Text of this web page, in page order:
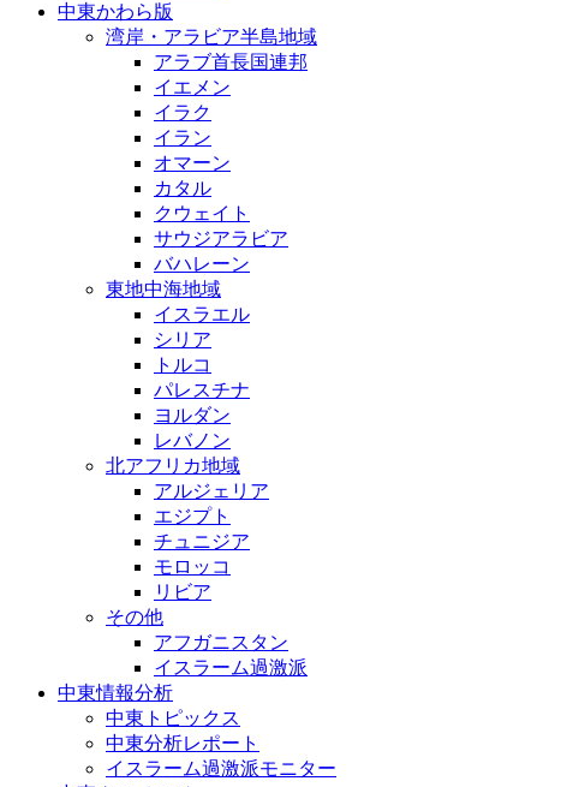
中東かわら版
湾岸・アラビア半島地域
アラブ首長国連邦
イエメン
イラク
イラン
オマーン
カタル
クウェイト
サウジアラビア
バハレーン
東地中海地域
イスラエル
シリア
トルコ
パレスチナ
ヨルダン
レバノン
北アフリカ地域
アルジェリア
エジプト
チュニジア
モロッコ
リビア
その他
アフガニスタン
イスラーム過激派
中東情報分析
中東トピックス
中東分析レポート
イスラーム過激派モニター